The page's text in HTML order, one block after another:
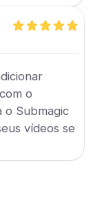
o
o Submagic
vídeos se